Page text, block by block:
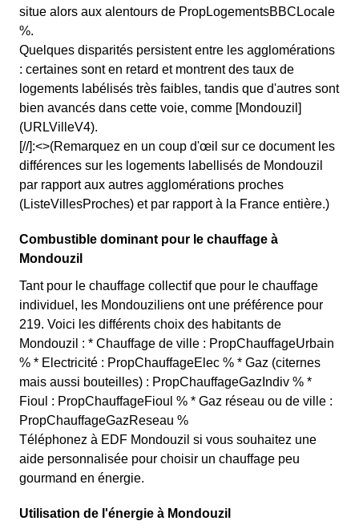
situe alors aux alentours de PropLogementsBBCLocale
%.
Quelques disparités persistent entre les agglomérations
: certaines sont en retard et montrent des taux de
logements labélisés très faibles, tandis que d'autres sont
bien avancés dans cette voie, comme [Mondouzil]
(URLVilleV4).
[//]:<>(Remarquez en un coup d'œil sur ce document les
différences sur les logements labellisés de Mondouzil
par rapport aux autres agglomérations proches
(ListeVillesProches) et par rapport à la France entière.)
Combustible dominant pour le chauffage à
Mondouzil
Tant pour le chauffage collectif que pour le chauffage
individuel, les Mondouziliens ont une préférence pour
219. Voici les différents choix des habitants de
Mondouzil : * Chauffage de ville : PropChauffageUrbain
% * Electricité : PropChauffageElec % * Gaz (citernes
mais aussi bouteilles) : PropChauffageGazIndiv % *
Fioul : PropChauffageFioul % * Gaz réseau ou de ville :
PropChauffageGazReseau %
Téléphonez à EDF Mondouzil si vous souhaitez une
aide personnalisée pour choisir un chauffage peu
gourmand en énergie.
Utilisation de l'énergie à Mondouzil